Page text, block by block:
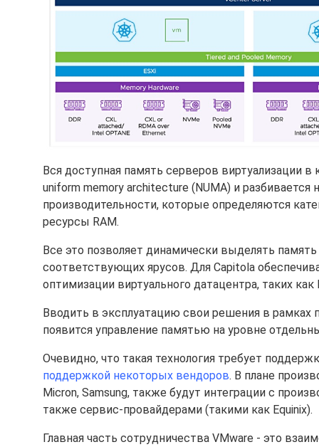
Вся доступная память серверов виртуализации
uniform memory architecture (NUMA) и
производительности, которые определяются
ресурсы RAM.
Все это позволяет динамически выделять
соответствующих ярусов. Для Capitola
оптимизации виртуального датацентра, таких
Вводить в эксплуатацию свои решения в рамках
появится управление памятью на уровне
Очевидно, что такая технология требует
поддержкой некоторых вендоров. В плане
Micron, Samsung, также будут интеграции с
также сервис-провайдерами (такими как Equinix).
Главная часть сотрудничества VMware - это